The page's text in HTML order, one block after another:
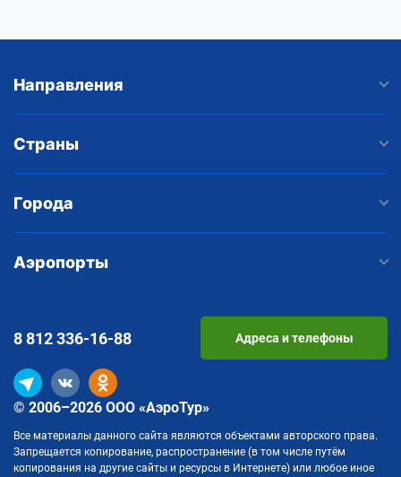
Направления
Страны
Города
Аэропорты
© 2006–2026 ООО «АэроТур»
Все материалы данного сайта являются объектами авторского права.
Запрещается копирование, распространение (в том числе путём
копирования на другие сайты и ресурсы в Интернете) или любое иное
8 812336-16-88 Адреса и телефоны